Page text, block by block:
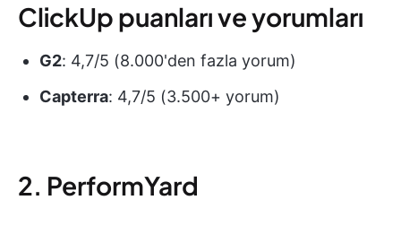
ClickUp puanları ve yorumları
G2: 4,7/5 (8.000'den fazla yorum)
Capterra: 4,7/5 (3.500+ yorum)
2. PerformYard